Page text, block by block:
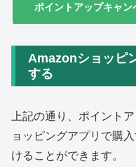
ポイントアップキャ
Amazonショッピ
する
上記の通り、ポイント
ョッピングアプリで購
けることができます。